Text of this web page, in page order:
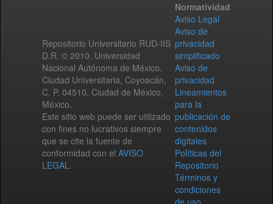
Repositorio Universitario RUD-IIS
D.R. © 2010. Universidad
Nacional Autónoma de México.
Ciudad Universitaria, Coyoacán,
C. P. 04510, Ciudad de México,
México.
Este sitio web puede ser utilizado
con fines no lucrativos siempre
que se cite la fuente de
conformidad con el AVISO
LEGAL.
Normatividad
Aviso Legal
Aviso de
privacidad
simplificado
Aviso de
privacidad
Lineamientos
para la
publicación de
contenidos
digitales
Políticas del
Repositorio
Términos y
condiciones
de uso